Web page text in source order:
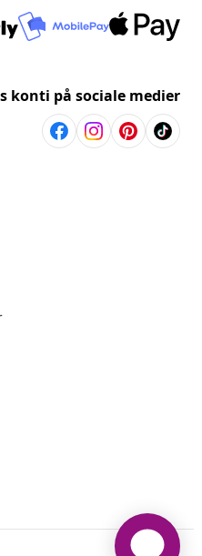
konti på sociale medier